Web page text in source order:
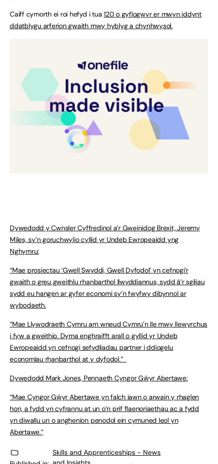
Caiff cymorth ei roi hefyd i tua120 o gyflogwyr er mwyn iddynt
ddatblygu arferion gwaith mwy hyblyg a chynhwysol.
Dywedodd y Cwnsler Cyffredinol a’r Gweinidog Brexit, Jeremy
Miles, sy’n goruchwylio cyllid yr Undeb Ewropeaidd yng
Nghymru:
“Mae prosiectau ‘Gwell Swyddi, Gwell Dyfodol’ yn cefnogi’r
gwaith o greu gweithlu rhanbarthol llwyddiannus, sydd â’r sgiliau
sydd eu hangen ar gyfer economi sy’n fwyfwy dibynnol ar
wybodaeth.
“Mae Llywodraeth Cymru am wneud Cymru’n lle mwy llewyrchus
i fyw a gweithio. Dyma enghraifft arall o gyllid yr Undeb
Ewropeaidd yn cefnogi sefydliadau partner i ddiogelu
economïau rhanbarthol at y dyfodol.”
Dywedodd Mark Jones, Pennaeth Cyngor Gŵyr Abertawe:
“Mae Cyngor Gŵyr Abertawe yn falch iawn o arwain y rhaglen
hon, a fydd yn cyfrannu at un o’n prif flaenoriaethau ac a fydd
yn diwallu un o anghenion penodol ein cymuned leol yn
Abertawe.”
Skills and Apprenticeships - News